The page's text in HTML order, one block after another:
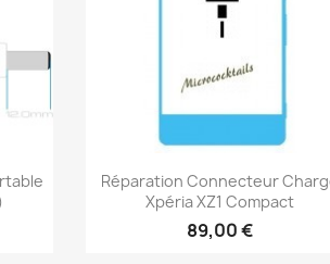
Aperçu rapide
Réparation Connecteur
Xpéria XZ1 Compact
89,00 €